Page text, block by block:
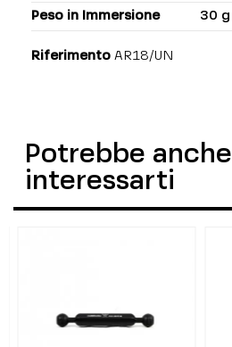
Peso in Immersione 30 g
Riferimento AR18/UN
Potrebbe anche
interessarti